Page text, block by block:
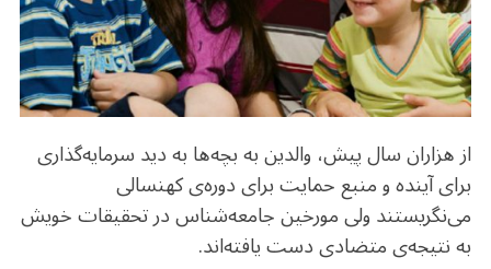
از هزاران سال پیش، والدین به بچه‌ها به دید سرمایه‌گذاری
برای آینده و منبع حمایت برای دوره‌ی کهنسالی
می‌نگریستند ولی مورخین جامعه‌شناس در تحقیقات خویش
به نتیجه‌ی متضادی دست یافته‌اند.